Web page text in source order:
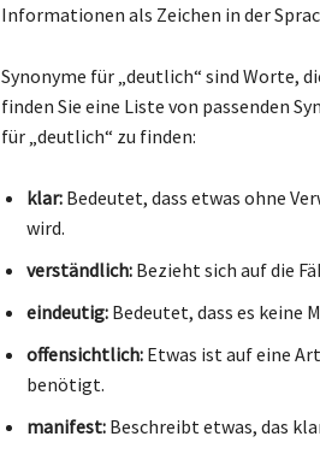
Informationen als Zeichen in der
Synonyme für „deutlich“ sind Worte,
finden Sie eine Liste von passenden
für „deutlich“ zu finden:
klar:Bedeutet, dass etwas ohne
wird.
verständlich:Bezieht sich auf die
eindeutig:Bedeutet, dass es keine
offensichtlich:Etwas ist auf eine
benötigt.
manifest:Beschreibt etwas, das